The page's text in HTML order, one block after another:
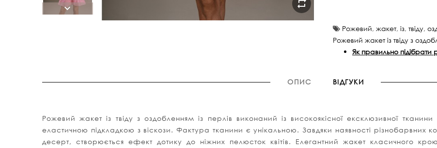
Рожевий, жакет, із, твіду,
Рожевий жакет із твіду з
Як правильно підібрати
ОПИС ВІДГУКИ
Рожевий жакет із твіду з оздобленням із перлів виконаний із високоякісної ексклюзивної
еластичною підкладкою з віскози. Фактура тканини є унікальною. Завдяки наявності різнобарвних
десерт, створюється ефект дотику до ніжних пелюсток квітів. Елегантний жакет класичного